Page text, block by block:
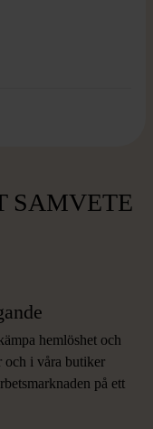
SAMVETE
hemlöshet och
och i våra butiker
på ett